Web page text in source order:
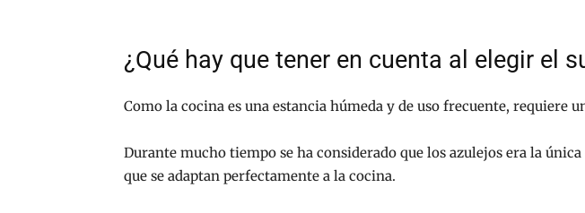
¿Qué hay que tener en cuenta al elegir el
Como la cocina es una estancia húmeda y de uso frecuente, requiere
Durante mucho tiempo se ha considerado que los azulejos era la
que se adaptan perfectamente a la cocina.